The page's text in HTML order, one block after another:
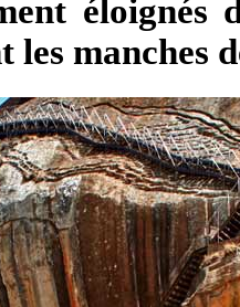
éloignés
les manches